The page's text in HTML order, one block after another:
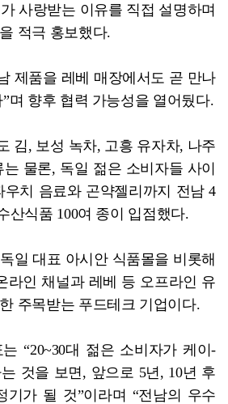
사랑받는 이유를 직접 설명하며
적극 홍보했다.
제품을 레베 매장에서도 곧 만나
며 향후 협력 가능성을 열어뒀다.
김, 보성 녹차, 고흥 유자차, 나주
물론, 독일 젊은 소비자들 사이
치 음료와 곤약젤리까지 전남 4
산식품 100여 종이 입점했다.
일 대표 아시안 식품몰을 비롯해
라인 채널과 레베 등 오프라인 유
주목받는 푸드테크 기업이다.
“20~30대 젊은 소비자가 케이-
것을 보면, 앞으로 5년, 10년 후
기가 될 것”이라며 “전남의 우수